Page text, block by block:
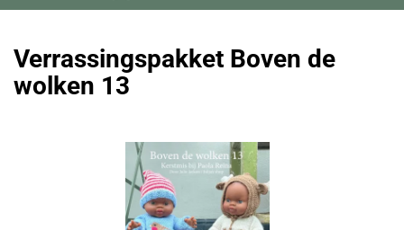
Verrassingspakket Boven de
wolken 13